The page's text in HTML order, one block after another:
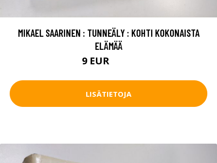
MIKAEL SAARINEN : TUNNEÄLY : KOHTI KOKONAISTA
ELÄMÄÄ
9 EUR
LISÄTIETOJA